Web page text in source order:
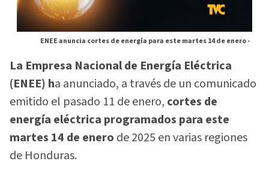
ENEE anuncia cortes de energía para este martes 14 de enero -
La Empresa Nacional de Energía Eléctrica
(ENEE) ha anunciado, a través de un comunicado
emitido el pasado 11 de enero, cortes de
energía eléctrica programados para este
martes 14 de enero de 2025 en varias regiones
de Honduras.